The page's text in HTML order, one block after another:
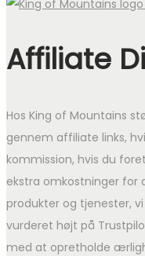
Affiliate
Hos King of Mountains
gennem affiliate links,
kommission, hvis du
ekstra omkostninger for
produkter og tjenester,
vurderet højt på
med at opretholde